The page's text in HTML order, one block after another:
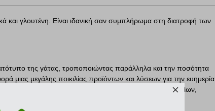
και γλουτένη. Είναι ιδανική σαν συμπλήρωμα στη διατροφή των
της γάτας, τροποποιώντας παράλληλα και την ποσότητα
μιας μεγάλης ποικιλίας προϊόντων και λύσεων για την ευημερία
και να φροντίσουμε τους λάτρεις των κατοικιδίων,